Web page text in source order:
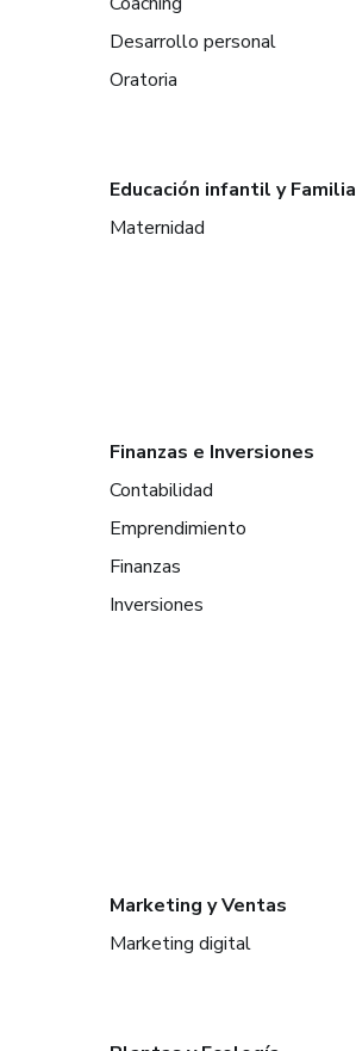
Desarrollo personal
Oratoria
Educación infantil y Familia
Maternidad
Finanzas e Inversiones
Contabilidad
Emprendimiento
Finanzas
Inversiones
Marketing y Ventas
Marketing digital